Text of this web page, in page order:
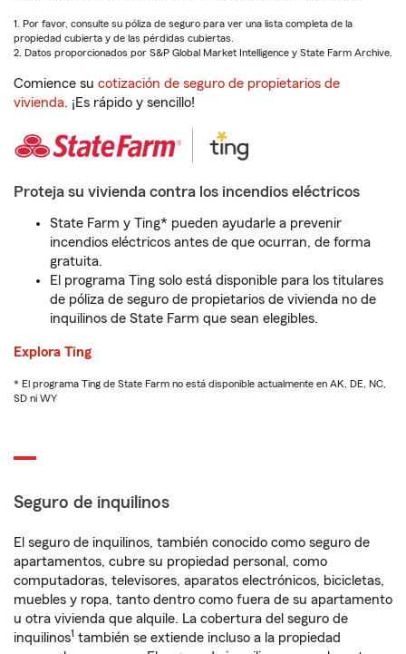
1. Por favor, consulte su póliza de seguro para ver una lista completa de la
propiedad cubierta y de las pérdidas cubiertas.
2. Datos proporcionados por S&P Global Market Intelligence y State Farm Archive.
Comience su cotización de seguro de propietarios de
vivienda. ¡Es rápido y sencillo!
Proteja su vivienda contra los incendios eléctricos
State Farm y Ting* pueden ayudarle a prevenir
incendios eléctricos antes de que ocurran, de forma
gratuita.
El programa Ting solo está disponible para los titulares
de póliza de seguro de propietarios de vivienda no de
inquilinos de State Farm que sean elegibles.
Explora Ting
* El programa Ting de State Farm no está disponible actualmente en AK, DE, NC,
SD ni WY
Seguro de inquilinos
El seguro de inquilinos, también conocido como seguro de
apartamentos, cubre su propiedad personal, como
computadoras, televisores, aparatos electrónicos, bicicletas,
muebles y ropa, tanto dentro como fuera de su apartamento
u otra vivienda que alquile. La cobertura del seguro de
inquilinos1 también se extiende incluso a la propiedad